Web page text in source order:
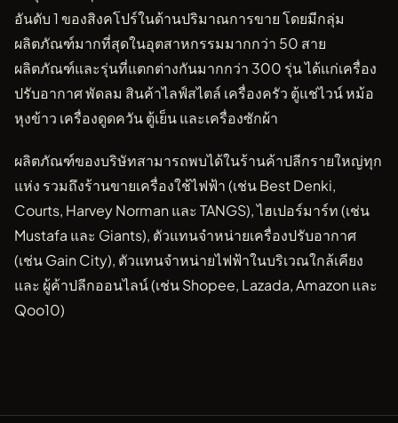
อันดับ 1 ของสิงคโปร์ในด้านปริมาณการขาย โดยมีกลุ่ม
ผลิตภัณฑ์มากที่สุดในอุตสาหกรรมมากกว่า 50 สาย
ผลิตภัณฑ์และรุ่นที่แตกต่างกันมากกว่า 300 รุ่น ได้แก่เครื่อง
ปรับอากาศ พัดลม สินค้าไลฟ์สไตล์ เครื่องครัว ตู้แช่ไวน์ หม้อ
หุงข้าว เครื่องดูดควัน ตู้เย็น และเครื่องซักผ้า
ผลิตภัณฑ์ของบริษัทสามารถพบได้ในร้านค้าปลีกรายใหญ่ทุก
แห่ง รวมถึงร้านขายเครื่องใช้ไฟฟ้า (เช่น Best Denki,
Courts, Harvey Norman และ TANGS), ไฮเปอร์มาร์ท (เช่น
Mustafa และ Giants), ตัวแทนจำหน่ายเครื่องปรับอากาศ
(เช่น Gain City), ตัวแทนจำหน่ายไฟฟ้าในบริเวณใกล้เคียง
และ ผู้ค้าปลีกออนไลน์ (เช่น Shopee, Lazada, Amazon และ
Qoo10)